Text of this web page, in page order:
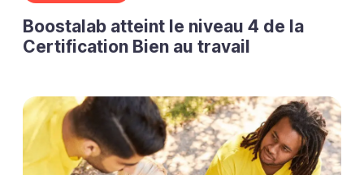
Boostalab atteint le niveau 4 de la
Certification Bien au travail